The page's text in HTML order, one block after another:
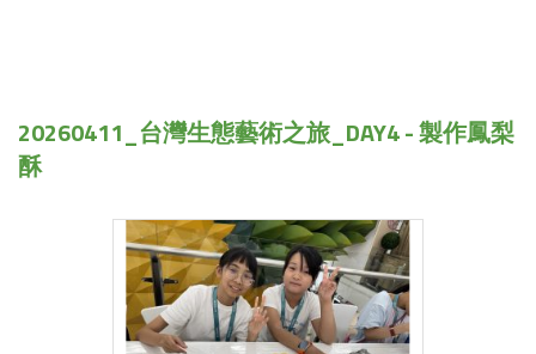
20260411_台灣生態藝術之旅_DAY4 - 製作鳳梨
酥